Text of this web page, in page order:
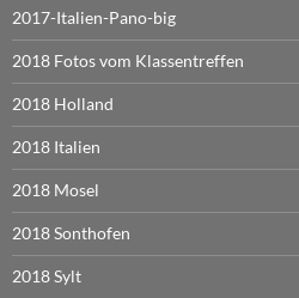
2017-Italien-Pano-big
2018 Fotos vom Klassentreffen
2018 Holland
2018 Italien
2018 Mosel
2018 Sonthofen
2018 Sylt